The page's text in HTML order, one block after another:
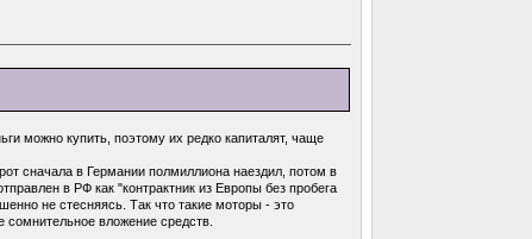
можно купить, поэтому их редко капиталят, чаще
сначала в Германии полмиллиона наездил, потом в
в РФ как "контрактник из Европы без пробега
не стесняясь. Так что такие моторы - это
сомнительное вложение средств.